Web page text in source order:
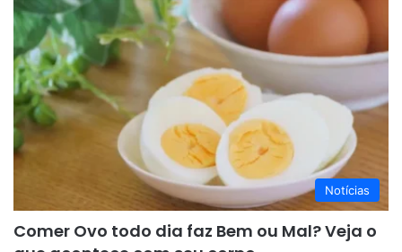
Notícias
Comer Ovo todo dia faz Bem ou Mal? Veja o